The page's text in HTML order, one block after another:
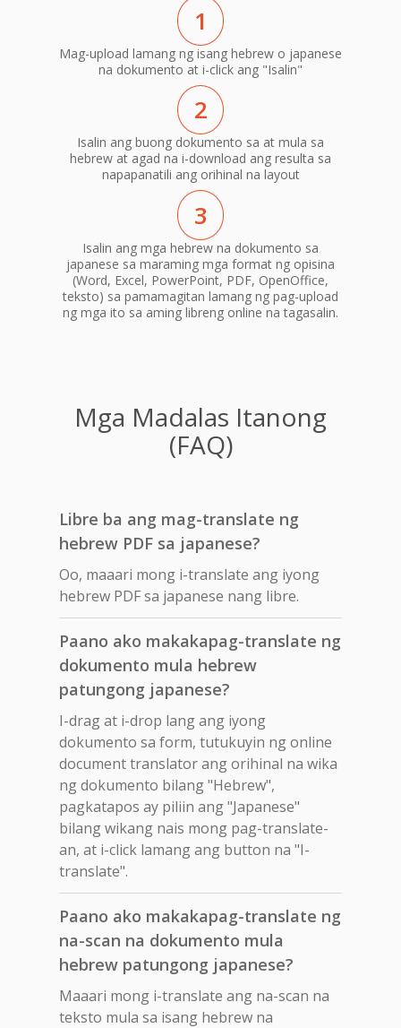
1
Mag-upload lamang ng isang hebrew o japanese
na dokumento at i-click ang "Isalin"
2
Isalin ang buong dokumento sa at mula sa
hebrew at agad na i-download ang resulta sa
napapanatili ang orihinal na layout
3
Isalin ang mga hebrew na dokumento sa
japanese sa maraming mga format ng opisina
(Word, Excel, PowerPoint, PDF, OpenOffice,
teksto) sa pamamagitan lamang ng pag-upload
ng mga ito sa aming libreng online na tagasalin.
Mga Madalas Itanong
(FAQ)
Libre ba ang mag-translate ng
hebrew PDF sa japanese?
Oo, maaari mong i-translate ang iyong
hebrew PDF sa japanese nang libre.
Paano ako makakapag-translate ng
dokumento mula hebrew
patungong japanese?
I-drag at i-drop lang ang iyong
dokumento sa form, tutukuyin ng online
document translator ang orihinal na wika
ng dokumento bilang "Hebrew",
pagkatapos ay piliin ang "Japanese"
bilang wikang nais mong pag-translate-
an, at i-click lamang ang button na "I-
translate".
Paano ako makakapag-translate ng
na-scan na dokumento mula
hebrew patungong japanese?
Maaari mong i-translate ang na-scan na
teksto mula sa isang hebrew na